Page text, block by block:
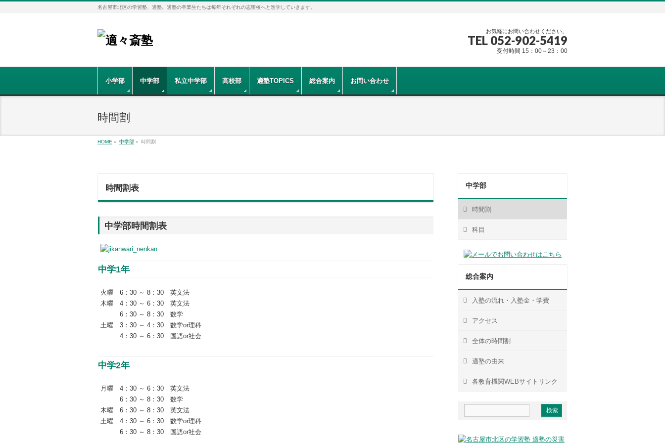
名古屋市北区の学習塾、適塾。適塾の卒業生たちは毎年それぞれの志望校へと進学していきます。
お気軽にお問い合わせください。
TEL 052-902-5419
受付時間 15：00～23：00
小学部 中学部 私立中学部 高校部 適塾TOPICS 総合案内 お問い合わせ
時間割
HOME » 中学部 » 時間割
時間割表
中学部時間割表
中学1年
火曜 6：30 ～ 8：30 英文法
木曜 4：30 ～ 6：30 英文法
6：30 ～ 8：30 数学
土曜 3：30 ～ 4：30 数学or理科
4：30 ～ 6：30 国語or社会
中学2年
月曜 4：30 ～ 6：30 英文法
6：30 ～ 8：30 数学
木曜 6：30 ～ 8：30 英文法
土曜 4：30 ～ 6：30 数学or理科
6：30 ～ 8：30 国語or社会
中学部
時間割
科目
総合案内
入塾の流れ・入塾金・学費
アクセス
全体の時間割
適塾の由来
各教育機関WEBサイトリンク